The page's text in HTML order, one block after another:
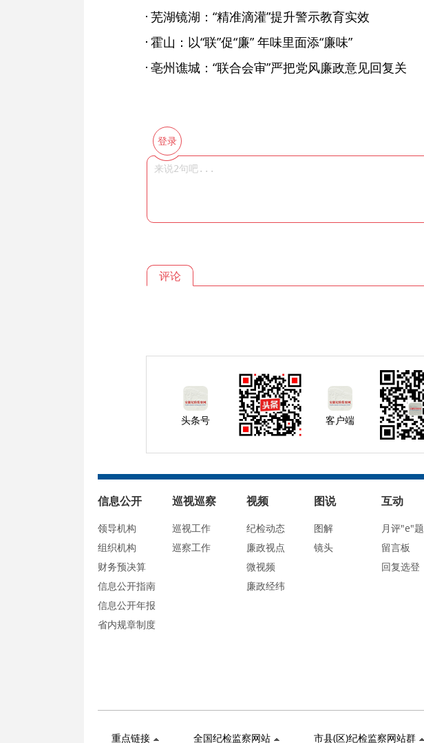
芜湖镜湖：“精准滴灌”提升警示教育实效
霍山：以“联”促“廉” 年味里面添“廉味”
亳州谯城：“联合会审”严把党风廉政意见回复关
登录
评论
头条号 客户端
信息公开
领导机构
组织机构
财务预决算
信息公开指南
信息公开年报
省内规章制度
巡视巡察
巡视工作
巡察工作
视频
纪检动态
廉政视点
微视频
廉政经纬
图说
图解
镜头
互动
月评"e"题
留言板
回复选登
重点链接 全国纪检监察网站 市县(区)纪检监察网站群